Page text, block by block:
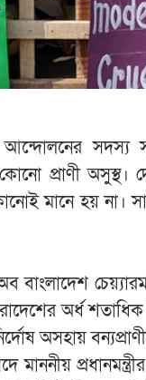
আন্দোলনের
প্রাণী অসুস্থ।
মানে হয় না।
বাংলাদেশ
অর্ধ শতাধিক
অসহায়
মাননীয়